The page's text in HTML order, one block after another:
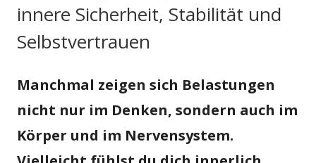
innere Sicherheit, Stabilität und
Selbstvertrauen
Manchmal zeigen sich Belastungen
nicht nur im Denken, sondern auch im
Körper und im Nervensystem.